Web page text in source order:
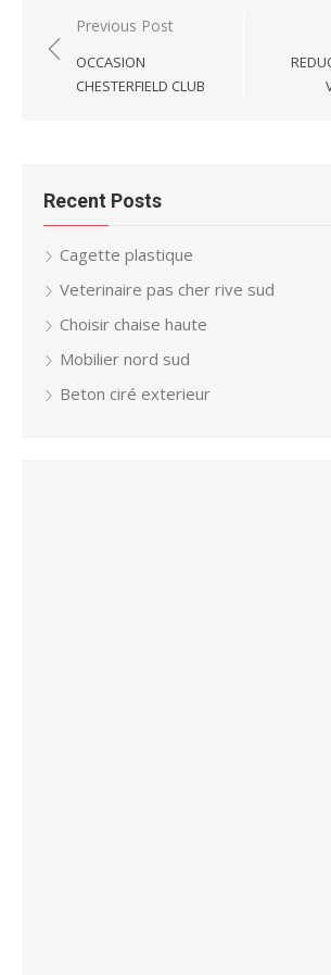
Post
navigation
Previous Post
OCCASION
CHESTERFIELD CLUB
Recent Posts
Cagette plastique
Veterinaire pas cher rive sud
Choisir chaise haute
Mobilier nord sud
Beton ciré exterieur